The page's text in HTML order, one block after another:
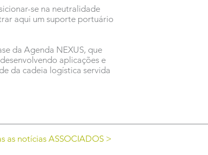
se na neutralidade
aqui um suporte portuário
da Agenda NEXUS, que
aplicações e
da cadeia logística servida
as notícias ASSOCIADOS >